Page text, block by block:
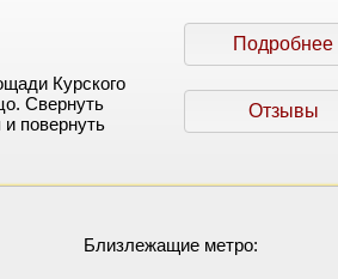
Курского
Свернуть
повернуть
Подробнее
Отзывы
Близлежащие метро: